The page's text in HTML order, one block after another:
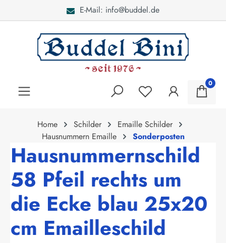
E-Mail: info@buddel.de
0
Home Schilder
Emaille Schilder
Hausnummern Emaille
Sonderposten
Hausnummernschild
58 Pfeil rechts um
die Ecke blau 25x20
cm Emailleschild